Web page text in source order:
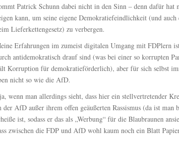
Patrick Schunn dabei nicht in den Sinn – denn dafür hat
kann, um seine eigene Demokratiefeindlichkeit (und auch
Lieferkettengesetz) zu verbergen.
Erfahrungen im zumeist digitalen Umgang mit FDPlern
antidemokratisch drauf sind (was bei einer so korrupten
Korruption für demokratieförderlich), aber für sich selbst
nicht so wie die AfD.
wenn man allerdings sieht, dass hier ein stellvertretender
der AfD außer ihrem offen geäußerten Rassismus (da ist
ist, sodass er das als „Werbung“ für die Blaubraunen
zwischen die FDP und AfD wohl kaum noch ein Blatt